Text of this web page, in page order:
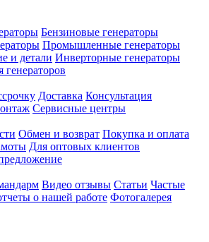
Бензиновые генераторы
Промышленные генераторы
и детали Инверторные генераторы
генераторов
Доставка Консультация
Сервисные центры
Обмен и возврат Покупка и оплата
Для оптовых клиентов
Видео отзывы Статьи Частые
о нашей работе Фотогалерея